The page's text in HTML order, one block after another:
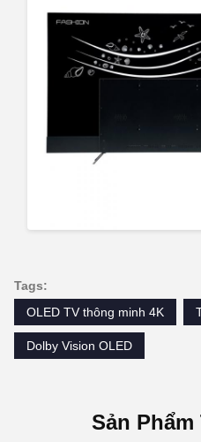
Tags:
OLED TV thông minh 4K
Dolby Vision OLED
Sản